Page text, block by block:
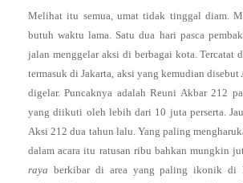
Melihat itu semua, umat tidak tinggal diam.
butuh waktu lama. Satu dua hari pasca
jalan menggelar aksi di berbagai kota. Tercatat
termasuk di Jakarta, aksi yang kemudian
digelar. Puncaknya adalah Reuni Akbar 212
yang diikuti oleh lebih dari 10 juta perserta.
Aksi 212 dua tahun lalu. Yang paling
dalam acara itu ratusan ribu bahkan mungkin
raya berkibar di area yang paling ikonik di